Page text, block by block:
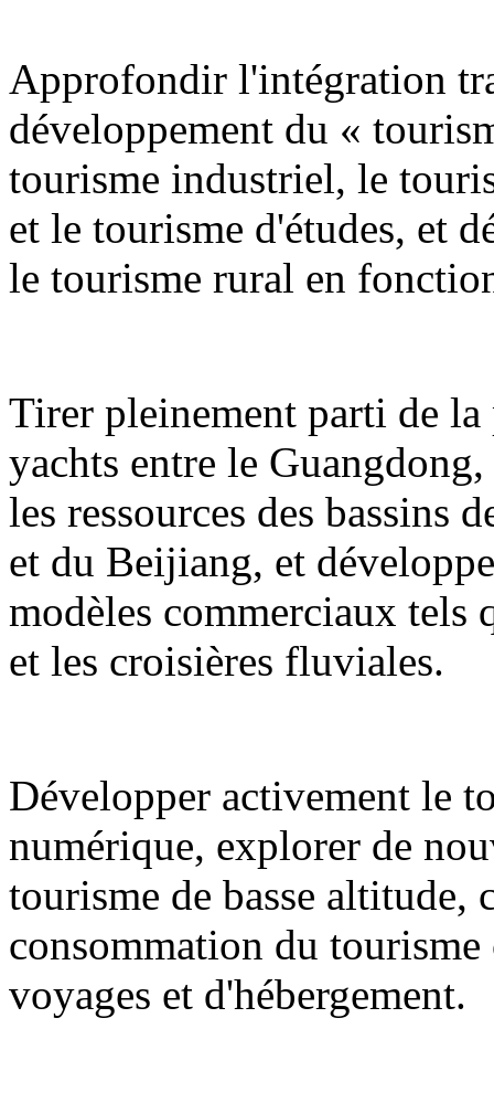
Approfondir l'intégration
développement du «
tourisme industriel, le
et le tourisme d'études, et
le tourisme rural en
Tirer pleinement parti de
yachts entre le
les ressources des bassins
et du Beijiang, et
modèles commerciaux tels
et les croisières fluviales.
Développer activement le
numérique, explorer de
tourisme de basse altitude,
consommation du
voyages et d'hébergement.